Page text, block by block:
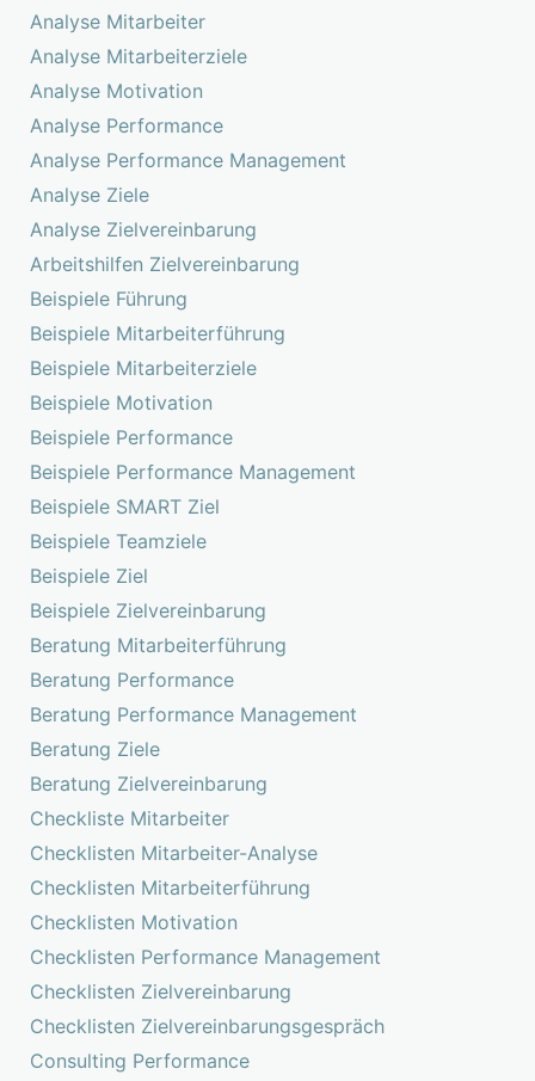
Analyse Mitarbeiter
Analyse Mitarbeiterziele
Analyse Motivation
Analyse Performance
Analyse Performance Management
Analyse Ziele
Analyse Zielvereinbarung
Arbeitshilfen Zielvereinbarung
Beispiele Führung
Beispiele Mitarbeiterführung
Beispiele Mitarbeiterziele
Beispiele Motivation
Beispiele Performance
Beispiele Performance Management
Beispiele SMART Ziel
Beispiele Teamziele
Beispiele Ziel
Beispiele Zielvereinbarung
Beratung Mitarbeiterführung
Beratung Performance
Beratung Performance Management
Beratung Ziele
Beratung Zielvereinbarung
Checkliste Mitarbeiter
Checklisten Mitarbeiter-Analyse
Checklisten Mitarbeiterführung
Checklisten Motivation
Checklisten Performance Management
Checklisten Zielvereinbarung
Checklisten Zielvereinbarungsgespräch
Consulting Performance